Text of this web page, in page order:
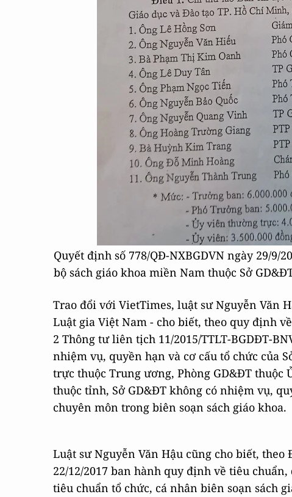
Quyết định số 778/QĐ-NXBGDVN ngày 29/9/
bộ sách giáo khoa miền Nam thuộc Sở
Trao đổi với VietTimes, luật sư Nguyễn Văn
Luật gia Việt Nam - cho biết, theo quy định
2 Thông tư liên tịch 11/2015/TTLT-BGDĐT-
nhiệm vụ, quyền hạn và cơ cấu tổ chức của
trực thuộc Trung ương, Phòng GD&ĐT
thuộc tỉnh, Sở GD&ĐT không có nhiệm vụ,
chuyên môn trong biên soạn sách giáo khoa.
Luật sư Nguyễn Văn Hậu cũng cho biết, theo
22/12/2017 ban hành quy định về tiêu
tiêu chuẩn tổ chức, cá nhân biên soạn sách